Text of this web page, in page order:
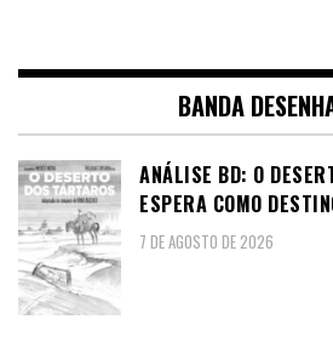
BANDA
ANÁLISE BD: O
ESPERA COMO
7 DE AGOSTO DE 2026